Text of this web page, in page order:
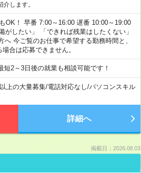
します。
OK！ 早番 7:00～16:00 遅番 10:00～19:00
がしたい」 「できれば残業はしたくない」
今ご覧のお仕事で希望する勤務時間と、
合は応募できません。
2～3日後の就業も相談可能です！
上の大量募集/電話対応なし/パソコンスキル
詳細へ
掲載日：2026.08.03